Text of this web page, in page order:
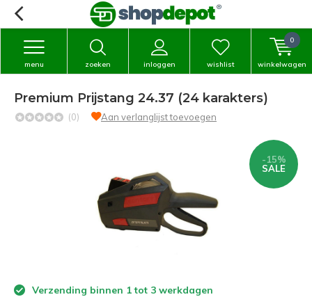
zoeken inloggen
menu wishlist winkelwagen
0
Premium Prijstang 24.37 (24 karakters)
(0) Aan verlanglijst toevoegen
-15%
SALE
Verzending binnen 1 tot 3 werkdagen